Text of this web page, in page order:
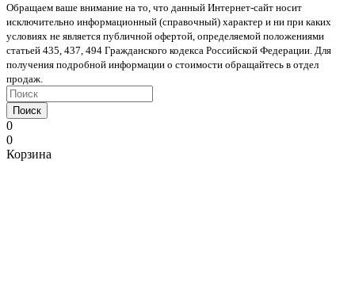
Обращаем ваше внимание на то, что данный Интернет-сайт носит
исключительно информационный (справочный) характер и ни при каких
условиях не является публичной офертой, определяемой положениями
статьей 435, 437, 494 Гражданского кодекса Российской Федерации. Для
получения подробной информации о стоимости обращайтесь в отдел
продаж.
Поиск
0
0
Корзина